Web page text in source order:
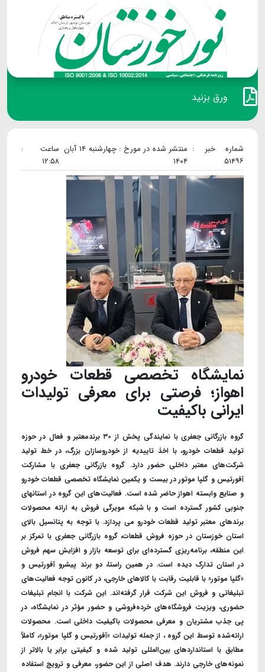
ورق بزنید
شماره خبر :
۵۱۴۹۶
منتشر شده در مورخ : چهارشنبه ۱۴ آبان
۱۴۰۴
ساعت :
۱۲:۵۸
نمایشگاه تخصصی قطعات خودرو
اهواز؛ فرصتی برای معرفی تولیدات
ایرانی باکیفیت
گروه بازرگانی جعفری با نمایندگی پخش از ۳۰ برندمعتبر و فعال در حوزه
تولید قطعات خودرو، با اخذ تاییدیه از خودروسازان بزرگ، در خط تولید
شرکت‌های معتبر داخلی حضور دارد. گروه بازرگانی جعفری با مشارکت
آفورتیس و گلپا موتور در بیست و یکمین نمایشگاه تخصصی قطعات خودرو
و صنایع وابسته اهواز حاضر شده است. فعالیت‌های این گروه در استانهای
جنوبی کشور گسترده است و با شبکه مویرگی فروش به ارائه محصولات
برندهای معتبر تولید قطعات خودرو می پردازد. با توجه به پتانسیل بالای
استان خوزستان در حوزه فروش قطعات، گروه بازرگانی جعفری با تمرکز بر
این منطقه، برنامه‌ریزی گسترده‌ای برای توسعه بازار و افزایش سهم فروش
در استان تدارک دیده است. در همین راستا، دو برند پیشرو آفورتیس و
«گلپا موتور» با قابلیت رقابت با کالاهای خارجی، در کانون توجه فعالیت‌های
تبلیغاتی و فروش این شرکت قرار گرفته‌اند. این شرکت با انجام تبلیغات
حضوری، ویزیت فروشگاه‌های خرده‌فروشی و حضور مؤثر در نمایشگاه، در
پی جذب مشتریان و معرفی محصولات باکیفیت داخلی است. محصولات
ارائه‌شده توسط این گروه ، از جمله تولیدات «آفورتیس و گلپا موتور»، کاملاً
مطابق با استانداردهای بین‌المللی تولید شده و کیفیتی برابر یا بالاتر از
نمونه‌های خارجی دارند. هدف اصلی از این حضور، معرفی و ترویج استفاده